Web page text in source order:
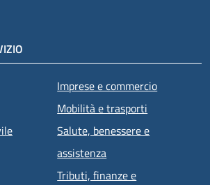
Imprese e commercio
Mobilità e trasporti
Salute, benessere e
assistenza
Tributi, finanze e